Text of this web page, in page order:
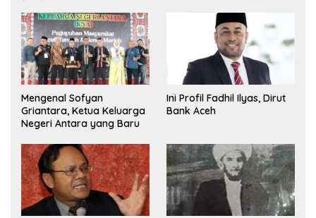
Mengenal Sofyan
Griantara, Ketua Keluarga
Negeri Antara yang Baru
Ini Profil Fadhil Ilyas, Dirut
Bank Aceh